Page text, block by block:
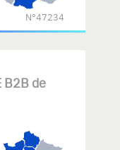
N°47234
B2B de